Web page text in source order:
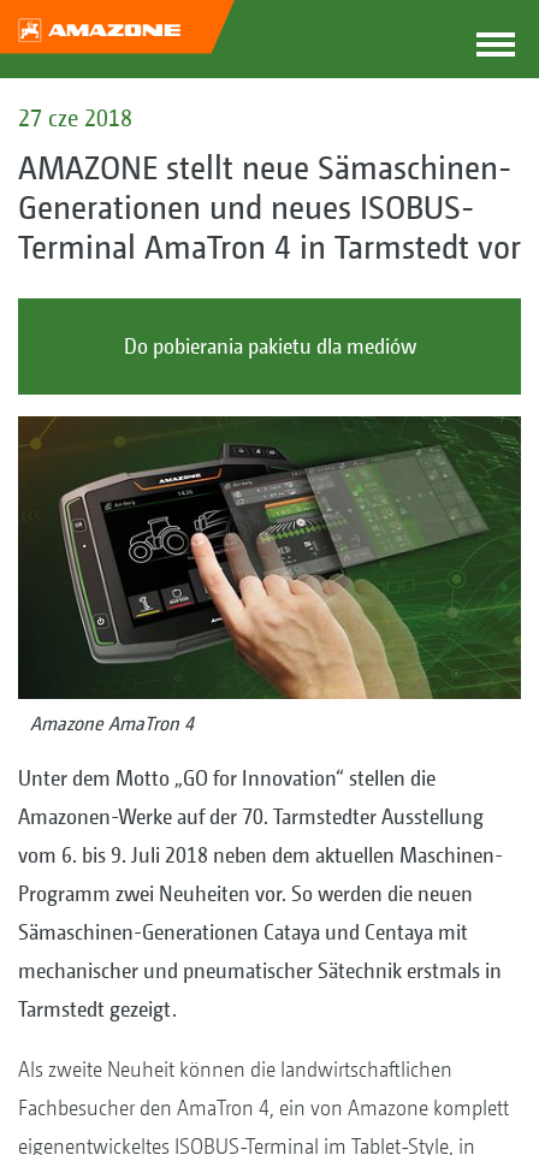
27 cze 2018
AMAZONE stellt neue Sämaschinen-
Generationen und neues ISOBUS-
Terminal AmaTron 4 in Tarmstedt vor
Do pobierania pakietu dla mediów
Amazone AmaTron 4
Unter dem Motto „GO for Innovation“ stellen die
Amazonen-Werke auf der 70. Tarmstedter Ausstellung
vom 6. bis 9. Juli 2018 neben dem aktuellen Maschinen-
Programm zwei Neuheiten vor. So werden die neuen
Sämaschinen-Generationen Cataya und Centaya mit
mechanischer und pneumatischer Sätechnik erstmals in
Tarmstedt gezeigt.
Als zweite Neuheit können die landwirtschaftlichen
Fachbesucher den AmaTron 4, ein von Amazone komplett
eigenentwickeltes ISOBUS-Terminal im Tablet-Style, in